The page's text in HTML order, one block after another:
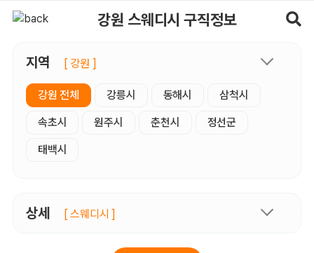
강원 스웨디시 구직정보
지역 [ 강원 ]
강원 전체 강릉시 동해시 삼척시
속초시 원주시 춘천시 정선군
태백시
상세 [ 스웨디시 ]